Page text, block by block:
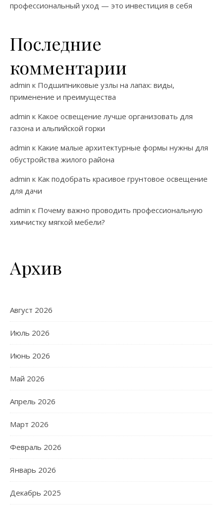
профессиональный уход — это инвестиция в себя
Последние
комментарии
admin к Подшипниковые узлы на лапах: виды,
применение и преимущества
admin к Какое освещение лучше организовать для
газона и альпийской горки
admin к Какие малые архитектурные формы нужны для
обустройства жилого района
admin к Как подобрать красивое грунтовое освещение
для дачи
admin к Почему важно проводить профессиональную
химчистку мягкой мебели?
Архив
Август 2026
Июль 2026
Июнь 2026
Май 2026
Апрель 2026
Март 2026
Февраль 2026
Январь 2026
Декабрь 2025